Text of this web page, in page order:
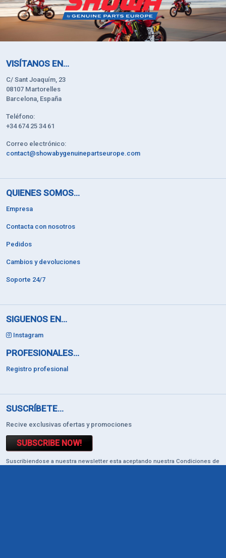
VISÍTANOS EN...
C/ Sant Joaquím, 23
08107 Martorelles
Barcelona, España
Teléfono:
+34 674 25 34 61
Correo electrónico:
contact@showabygenuinepartseurope.com
QUIENES SOMOS...
Empresa
Contacta con nosotros
Pedidos
Cambios y devoluciones
Soporte 24/7
SIGUENOS EN...
Instagram
PROFESIONALES...
Registro profesional
SUSCRÍBETE...
Recive exclusivas ofertas y promociones
SUBSCRIBE NOW!
Suscribiendose a nuestra newsletter esta aceptando nuestra Condiciones de